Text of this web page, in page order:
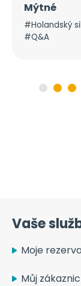
Mýtné
#Holandský
#Q&A
Vaše
Moje
Můj